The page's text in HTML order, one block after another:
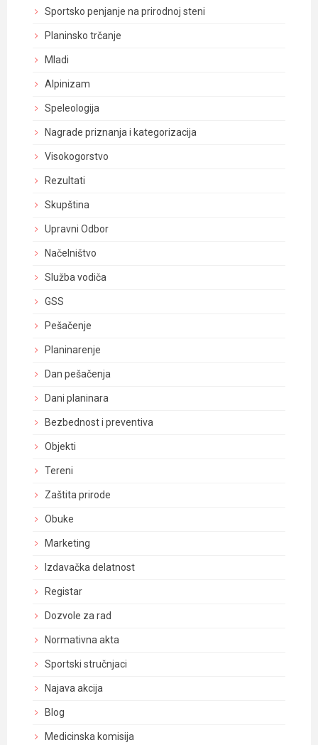
Sportsko penjanje na prirodnoj steni
Planinsko trčanje
Mladi
Alpinizam
Speleologija
Nagrade priznanja i kategorizacija
Visokogorstvo
Rezultati
Skupština
Upravni Odbor
Načelništvo
Služba vodiča
GSS
Pešačenje
Planinarenje
Dan pešačenja
Dani planinara
Bezbednost i preventiva
Objekti
Tereni
Zaštita prirode
Obuke
Marketing
Izdavačka delatnost
Registar
Dozvole za rad
Normativna akta
Sportski stručnjaci
Najava akcija
Blog
Medicinska komisija